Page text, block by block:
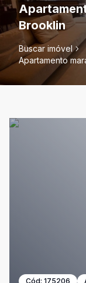
Brooklin
Buscar imóvel
Apartamento
Cód: 175206